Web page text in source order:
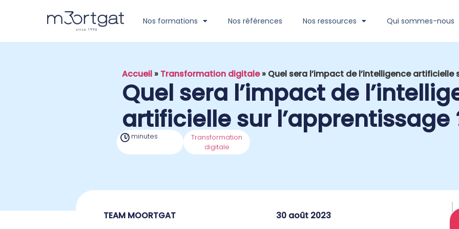
Nos formations Nos références Nos ressources Qui sommes-nous
Accueil» Transformation digitale» Quel sera l’impact de l’intelligence artificielle
Quel sera l’impact de
artificielle sur l’apprentissage
7 minutes
Transformation
digitale
TEAM MOORTGAT 30 août 2023